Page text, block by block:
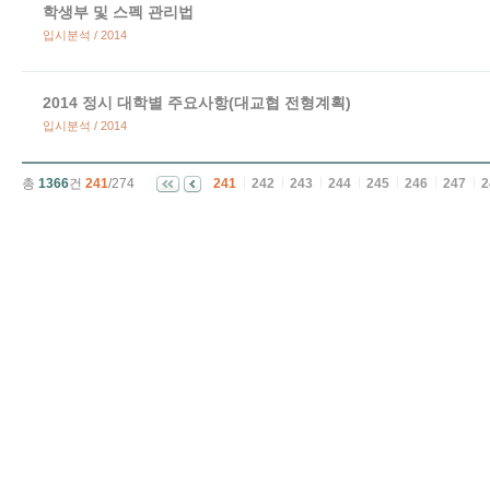
학생부 및 스펙 관리법
입시분석 / 2014
2014 정시 대학별 주요사항(대교협 전형계획)
입시분석 / 2014
총 1366건 241/274 241 242 243 244 245 246 247